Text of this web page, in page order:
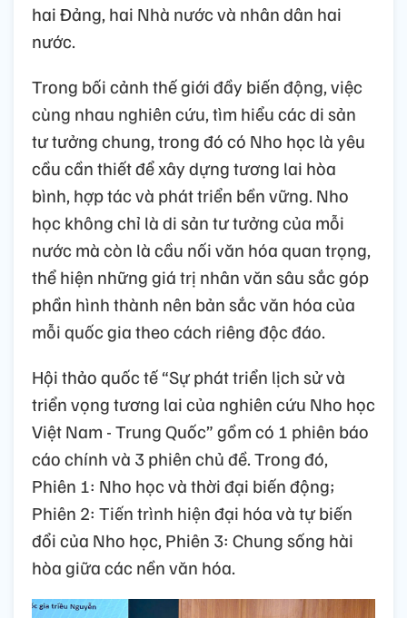
hai Đảng, hai Nhà nước và nhân dân hai
nước.
Trong bối cảnh thế giới đầy biến động, việc
cùng nhau nghiên cứu, tìm hiểu các di sản
tư tưởng chung, trong đó có Nho học là yêu
cầu cần thiết để xây dựng tương lai hòa
bình, hợp tác và phát triển bền vững. Nho
học không chỉ là di sản tư tưởng của mỗi
nước mà còn là cầu nối văn hóa quan trọng,
thể hiện những giá trị nhân văn sâu sắc góp
phần hình thành nên bản sắc văn hóa của
mỗi quốc gia theo cách riêng độc đáo.
Hội thảo quốc tế “Sự phát triển lịch sử và
triển vọng tương lai của nghiên cứu Nho học
Việt Nam - Trung Quốc” gồm có 1 phiên báo
cáo chính và 3 phiên chủ đề. Trong đó,
Phiên 1: Nho học và thời đại biến động;
Phiên 2: Tiến trình hiện đại hóa và tự biến
đổi của Nho học, Phiên 3: Chung sống hài
hòa giữa các nền văn hóa.